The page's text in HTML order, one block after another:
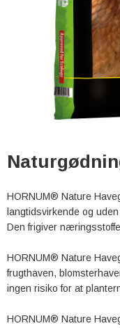
HORNUM® Nature
langtidsvirkende og
Den frigiver
HORNUM® Nature
frugthaven,
ingen risiko for at
HORNUM® Nature